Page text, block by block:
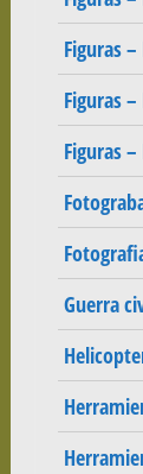
Figuras
Figuras
Figuras –
Guerra